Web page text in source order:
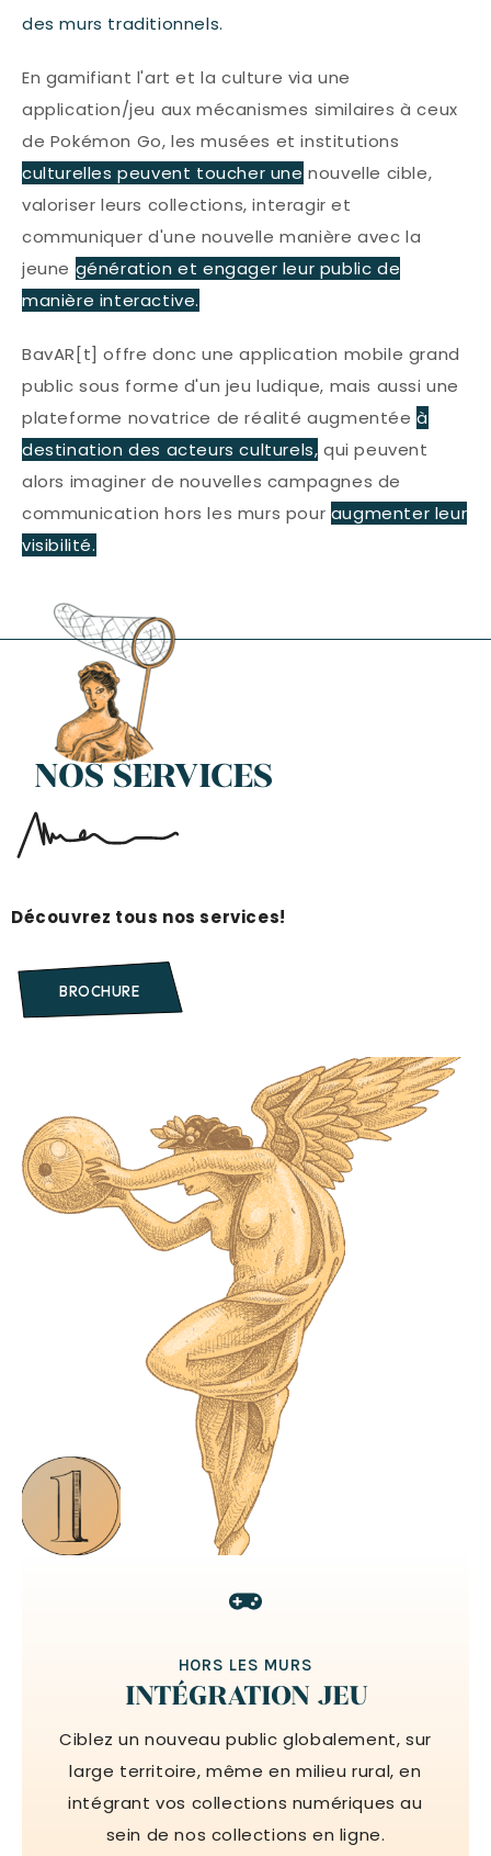
des murs traditionnels.
En gamifiant l'art et la culture via une
application/jeu aux mécanismes similaires à ceux
de Pokémon Go, les musées et institutions
culturelles peuvent toucher une nouvelle cible,
valoriser leurs collections, interagir et
communiquer d'une nouvelle manière avec la
jeune génération et engager leur public de
manière interactive.
BavAR[t] offre donc une application mobile grand
public sous forme d'un jeu ludique, mais aussi une
plateforme novatrice de réalité augmentéeà
destination des acteurs culturels, qui peuvent
alors imaginer de nouvelles campagnes de
communication hors les murs pour augmenter leur
visibilité.
NOS SERVICES
Découvrez tous nos services!
BROCHURE
HORS LES MURS
INTÉGRATION JEU
Ciblez un nouveau public globalement, sur
large territoire, même en milieu rural, en
intégrant vos collections numériques au
sein de nos collections en ligne.